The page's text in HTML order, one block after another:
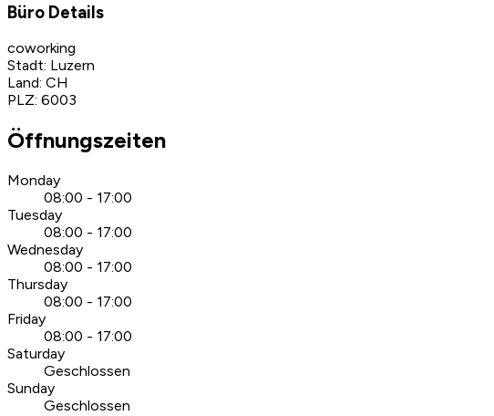
Büro Details
coworking
Stadt: Luzern
Land: CH
PLZ: 6003
Öffnungszeiten
Monday
08:00 - 17:00
Tuesday
08:00 - 17:00
Wednesday
08:00 - 17:00
Thursday
08:00 - 17:00
Friday
08:00 - 17:00
Saturday
Geschlossen
Sunday
Geschlossen